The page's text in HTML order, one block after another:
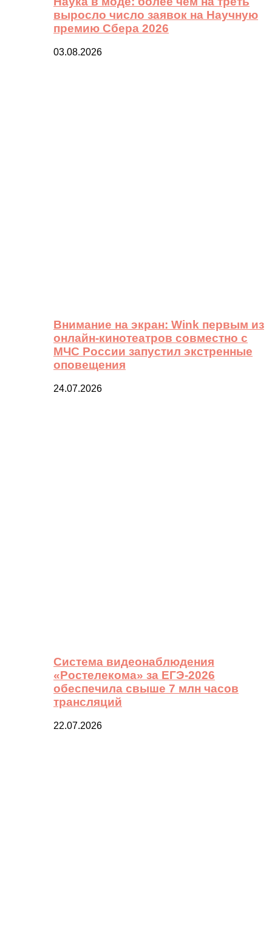
выросло число заявок на Научную
премию Сбера 2026
03.08.2026
Внимание на экран: Wink первым из
онлайн-кинотеатров совместно с
МЧС России запустил экстренные
оповещения
24.07.2026
Система видеонаблюдения
«Ростелекома» за ЕГЭ-2026
обеспечила свыше 7 млн часов
трансляций
22.07.2026